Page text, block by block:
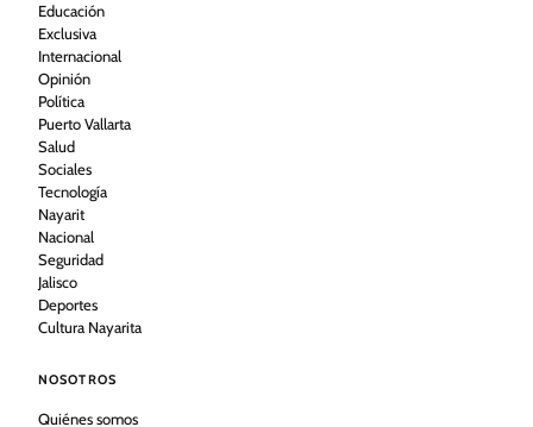
Educación
Exclusiva
Internacional
Opinión
Política
Puerto Vallarta
Salud
Sociales
Tecnología
Nayarit
Nacional
Seguridad
Jalisco
Deportes
Cultura Nayarita
NOSOTROS
Quiénes somos